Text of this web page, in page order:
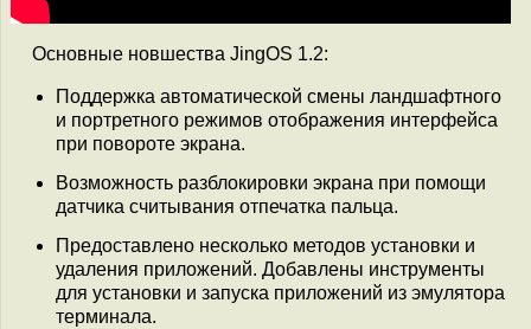
Основные новшества JingOS 1.2:
Поддержка автоматической смены ландшафтного
и портретного режимов отображения интерфейса
при повороте экрана.
Возможность разблокировки экрана при помощи
датчика считывания отпечатка пальца.
Предоставлено несколько методов установки и
удаления приложений. Добавлены инструменты
для установки и запуска приложений из эмулятора
терминала.